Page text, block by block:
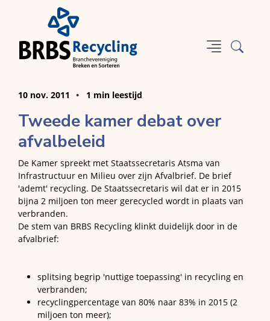
10 nov. 2011 1 min leestijd
Tweede kamer debat over
afvalbeleid
De Kamer spreekt met Staatssecretaris Atsma van
Infrastructuur en Milieu over zijn Afvalbrief. De brief
'ademt' recycling. De Staatssecretaris wil dat er in 2015
bijna 2 miljoen ton meer gerecycled wordt in plaats van
verbranden.
De stem van BRBS Recycling klinkt duidelijk door in de
afvalbrief:
splitsing begrip 'nuttige toepassing' in recycling en
verbranden;
recyclingpercentage van 80% naar 83% in 2015 (2
miljoen ton meer);